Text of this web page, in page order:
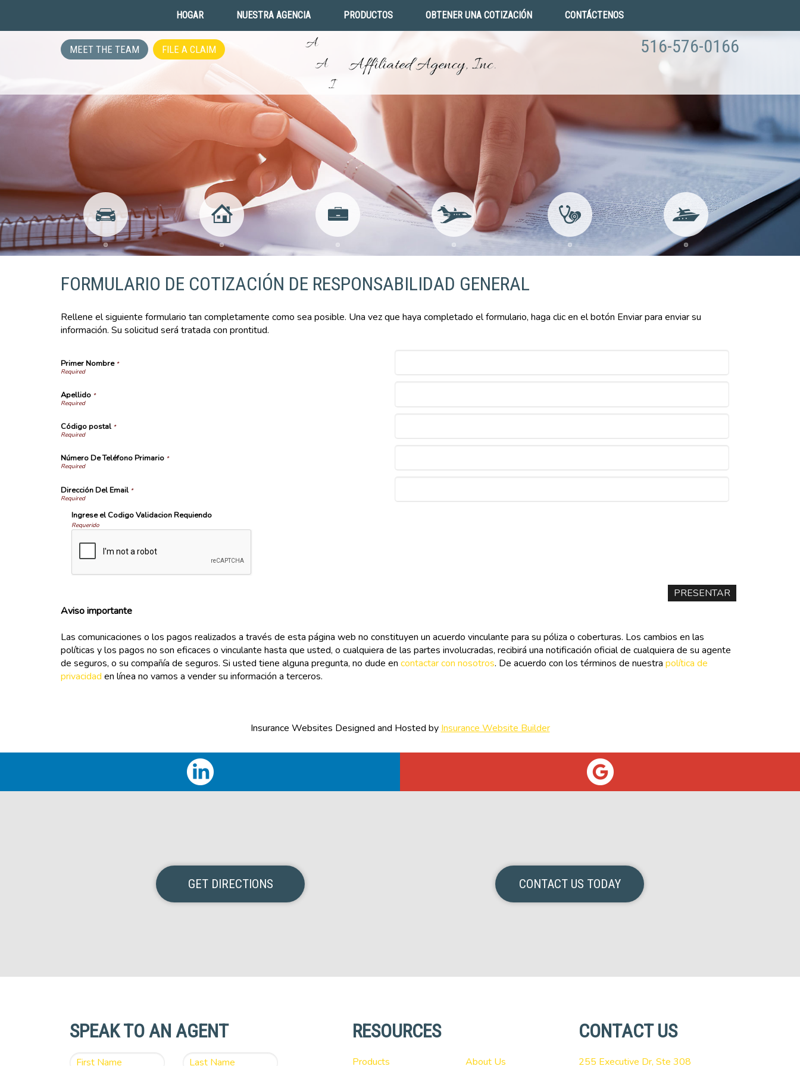
HOGAR NUESTRA AGENCIA PRODUCTOS OBTENER UNA COTIZACIÓN CONTÁCTENOS
MEET THE TEAM FILE A CLAIM 516-576-0166
FORMULARIO DE COTIZACIÓN DE RESPONSABILIDAD GENERAL
Rellene el siguiente formulario tan completamente como sea posible. Una vez que haya completado el formulario, haga clic en el botón Enviar para enviar su
información. Su solicitud será tratada con prontitud.
Primer Nombre *
Apellido *
Código postal *
Número De Teléfono Primario *
Dirección Del Email *
Ingrese el Codigo Validacion Requiendo
Requerido
Aviso importante
Las comunicaciones o los pagos realizados a través de esta página web no constituyen un acuerdo vinculante para su póliza o coberturas. Los cambios en las
políticas y los pagos no son eficaces o vinculante hasta que usted, o cualquiera de las partes involucradas, recibirá una notificación oficial de cualquiera de su agente
de seguros, o su compañía de seguros. Si usted tiene alguna pregunta, no dude en contactar con nosotros. De acuerdo con los términos de nuestra política de
privacidad en línea no vamos a vender su información a terceros.
Insurance Websites Designed and Hosted by Insurance Website Builder
GET DIRECTIONS CONTACT US TODAY
SPEAK TO AN AGENT RESOURCES
Products About Us
CONTACT US
255 Executive Dr, Ste 308